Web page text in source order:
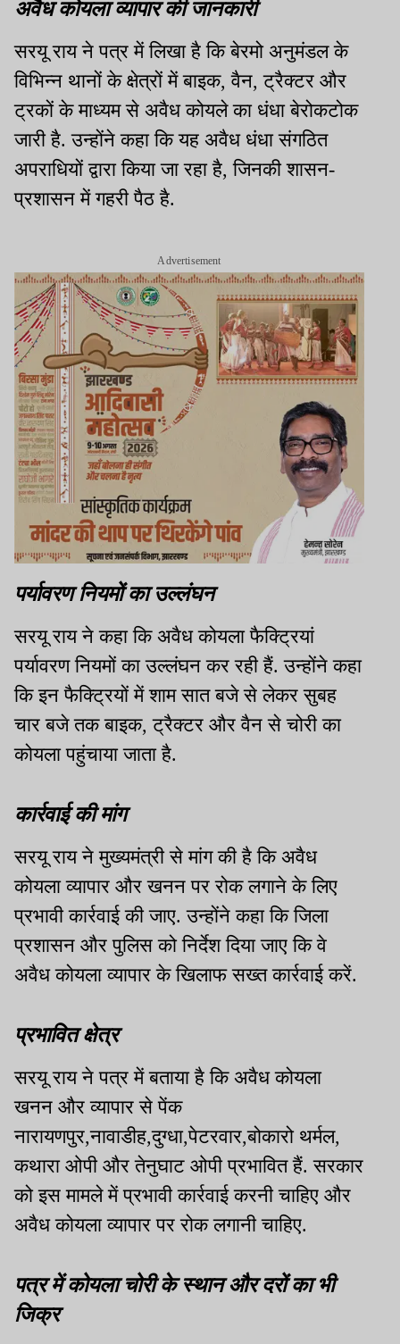
अवैध कोयला व्यापार की जानकारी
सरयू राय ने पत्र में लिखा है कि बेरमो अनुमंडल के
विभिन्न थानों के क्षेत्रों में बाइक, वैन, ट्रैक्टर और
ट्रकों के माध्यम से अवैध कोयले का धंधा बेरोकटोक
जारी है. उन्होंने कहा कि यह अवैध धंधा संगठित
अपराधियों द्वारा किया जा रहा है, जिनकी शासन-
प्रशासन में गहरी पैठ है.
Advertisement
पर्यावरण नियमों का उल्लंघन
सरयू राय ने कहा कि अवैध कोयला फैक्ट्रियां
पर्यावरण नियमों का उल्लंघन कर रही हैं. उन्होंने कहा
कि इन फैक्ट्रियों में शाम सात बजे से लेकर सुबह
चार बजे तक बाइक, ट्रैक्टर और वैन से चोरी का
कोयला पहुंचाया जाता है.
कार्रवाई की मांग
सरयू राय ने मुख्यमंत्री से मांग की है कि अवैध
कोयला व्यापार और खनन पर रोक लगाने के लिए
प्रभावी कार्रवाई की जाए. उन्होंने कहा कि जिला
प्रशासन और पुलिस को निर्देश दिया जाए कि वे
अवैध कोयला व्यापार के खिलाफ सख्त कार्रवाई करें.
प्रभावित क्षेत्र
सरयू राय ने पत्र में बताया है कि अवैध कोयला
खनन और व्यापार से पेंक
नारायणपुर,नावाडीह,दुग्धा,पेटरवार,बोकारो थर्मल,
कथारा ओपी और तेनुघाट ओपी प्रभावित हैं. सरकार
को इस मामले में प्रभावी कार्रवाई करनी चाहिए और
अवैध कोयला व्यापार पर रोक लगानी चाहिए.
पत्र में कोयला चोरी के स्थान और दरों का भी
जिक्र